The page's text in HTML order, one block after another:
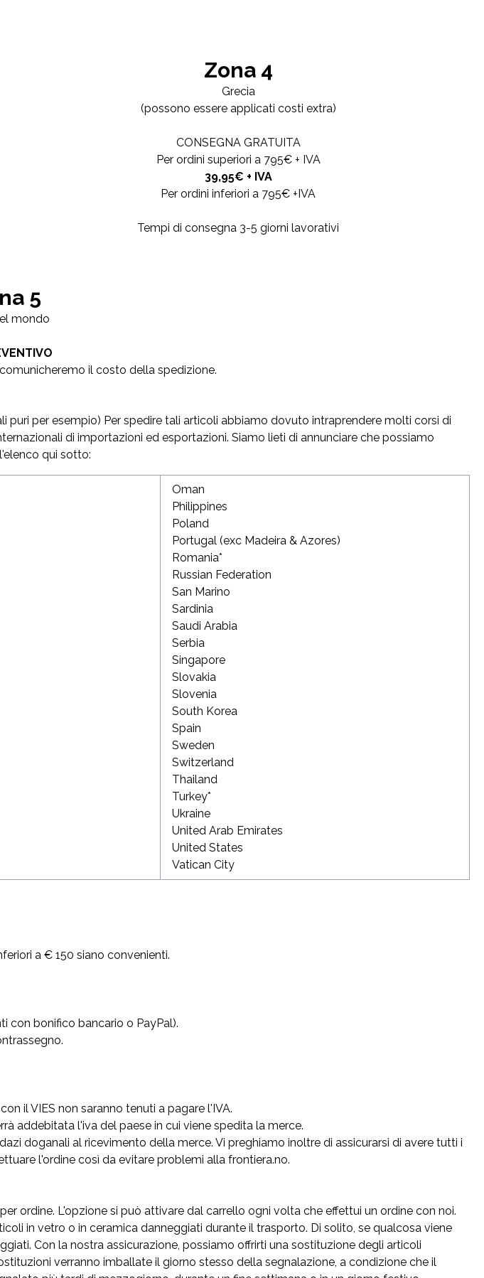
Zona 4
Grecia
(possono essere applicati costi extra)
CONSEGNA GRATUITA
Per ordini superiori a 795€ + IVA
39,95€ + IVA
Per ordini inferiori a 795€ +IVA
Tempi di consegna 3-5 giorni lavorativi
5
mondo
il costo della spedizione.
per esempio) Per spedire tali articoli abbiamo dovuto intraprendere molti corsi di
di importazioni ed esportazioni. Siamo lieti di annunciare che possiamo
qui sotto:
Oman
Philippines
Poland
Portugal (exc Madeira & Azores)
Romania*
Russian Federation
San Marino
Sardinia
Saudi Arabia
Serbia
Singapore
Slovakia
Slovenia
South Korea
Spain
Sweden
Switzerland
Thailand
Turkey*
Ukraine
United Arab Emirates
United States
Vatican City
a € 150 siano convenienti.
con bonifico bancario o PayPal).
il VIES non saranno tenuti a pagare l'IVA.
addebitata l'iva del paese in cui viene spedita la merce.
doganali al ricevimento della merce. Vi preghiamo inoltre di assicurarsi di avere tutti i
l'ordine così da evitare problemi alla frontiera.no.
ordine. L'opzione si può attivare dal carrello ogni volta che effettui un ordine con noi.
in vetro o in ceramica danneggiati durante il trasporto. Di solito, se qualcosa viene
Con la nostra assicurazione, possiamo offrirti una sostituzione degli articoli
verranno imballate il giorno stesso della segnalazione, a condizione che il